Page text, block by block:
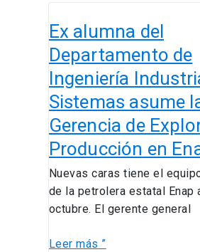
Ex alumna del
Departamento de
Ingeniería
Sistemas asume
Gerencia de
Producción en
Nuevas caras tiene el
de la petrolera estatal Enap
octubre. El gerente general
alumna
del
Departamento
de
Ingeniería
Industrial
y
de
Sistemas
asume
la
de
Leer más ”